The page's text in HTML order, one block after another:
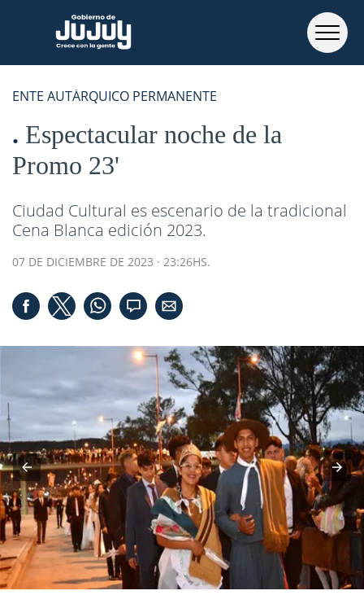
ENTE AUTÁRQUICO PERMANENTE
Espectacular noche de la
Promo 23'
Ciudad Cultural es escenario de la tradicional
Cena Blanca edición 2023.
07 DE DICIEMBRE DE 2023 · 23:26HS.